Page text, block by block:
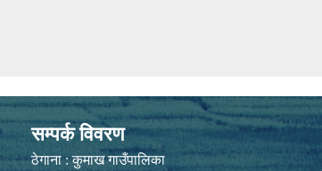
सम्पर्क विवरण
ठेगाना : कुमाख गाउँपालिका